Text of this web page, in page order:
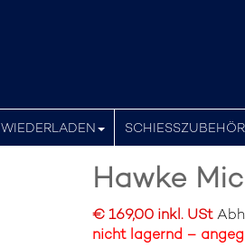
WIEDERLADEN SCHIESSZUBEHÖR
Hawke
€ 169,00 inkl. USt
nicht lagernd –